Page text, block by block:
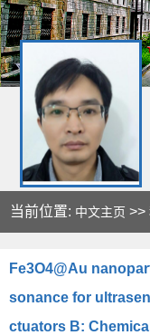
当前位置: 中文主页 >>
Fe3O4@Au
sonance for
ctuators B: